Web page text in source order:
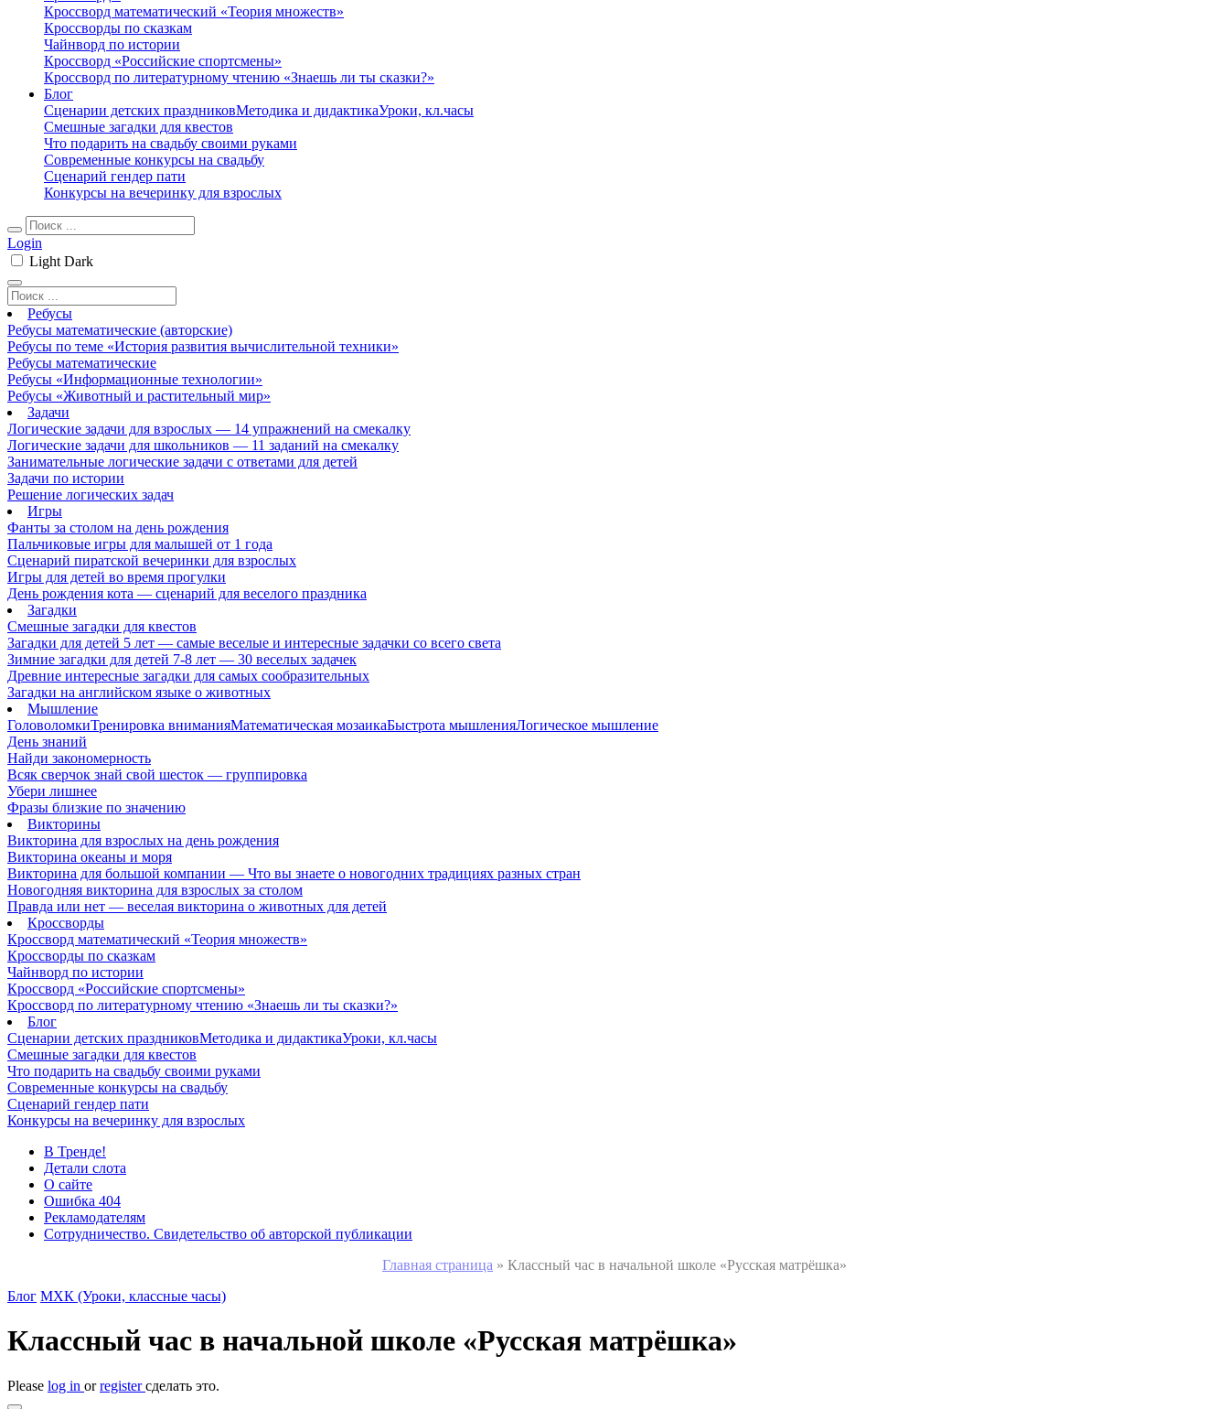
Кроссворд математический «Теория множеств»
Кроссворды по сказкам
Чайнворд по истории
Кроссворд «Российские спортсмены»
Кроссворд по литературному чтению «Знаешь ли ты сказки?»
Блог
Сценарии детских праздниковМетодика и дидактикаУроки, кл.часы
Смешные загадки для квестов
Что подарить на свадьбу своими руками
Современные конкурсы на свадьбу
Сценарий гендер пати
Конкурсы на вечеринку для взрослых
Login
Light Dark
Ребусы
Ребусы математические (авторские)
Ребусы по теме «История развития вычислительной техники»
Ребусы математические
Ребусы «Информационные технологии»
Ребусы «Животный и растительный мир»
Задачи
Логические задачи для взрослых — 14 упражнений на смекалку
Логические задачи для школьников — 11 заданий на смекалку
Занимательные логические задачи с ответами для детей
Задачи по истории
Решение логических задач
Игры
Фанты за столом на день рождения
Пальчиковые игры для малышей от 1 года
Сценарий пиратской вечеринки для взрослых
Игры для детей во время прогулки
День рождения кота — сценарий для веселого праздника
Загадки
Смешные загадки для квестов
Загадки для детей 5 лет — самые веселые и интересные задачки со всего света
Зимние загадки для детей 7-8 лет — 30 веселых задачек
Древние интересные загадки для самых сообразительных
Загадки на английском языке о животных
Мышление
ГоловоломкиТренировка вниманияМатематическая мозаикаБыстрота мышленияЛогическое мышление
День знаний
Найди закономерность
Всяк сверчок знай свой шесток — группировка
Убери лишнее
Фразы близкие по значению
Викторины
Викторина для взрослых на день рождения
Викторина океаны и моря
Викторина для большой компании — Что вы знаете о новогодних традициях разных стран
Новогодняя викторина для взрослых за столом
Правда или нет — веселая викторина о животных для детей
Кроссворды
Кроссворд математический «Теория множеств»
Кроссворды по сказкам
Чайнворд по истории
Кроссворд «Российские спортсмены»
Кроссворд по литературному чтению «Знаешь ли ты сказки?»
Блог
Сценарии детских праздниковМетодика и дидактикаУроки, кл.часы
Смешные загадки для квестов
Что подарить на свадьбу своими руками
Современные конкурсы на свадьбу
Сценарий гендер пати
Конкурсы на вечеринку для взрослых
В Тренде!
Детали слота
О сайте
Ошибка 404
Рекламодателям
Сотрудничество. Свидетельство об авторской публикации
Главная страница » Классный час в начальной школе «Русская матрёшка»
Блог МХК (Уроки, классные часы)
Классный час в начальной школе «Русская матрёшка»
Please log in orregisterсделать это.